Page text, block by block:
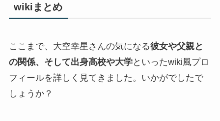
wikiまとめ
ここまで、大空幸星さんの気になる彼女や父親と
の関係、そして出身高校や大学といったwiki風プロ
フィールを詳しく見てきました。いかがでしたで
しょうか？